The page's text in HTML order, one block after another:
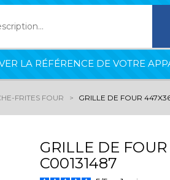
LA RÉFÉRENCE DE VOTRE
FRITES FOUR GRILLE DE FOUR
GRILLE DE
C00131487